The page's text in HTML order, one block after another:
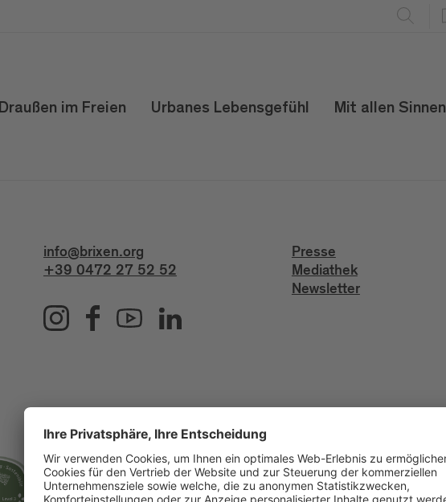
Draußen im Freien Urbanes Lebensgefühl Mit allen Sinnen
info@brixen.org
+39 0472 27 52 52
Presse
Mediathek
Newsletter